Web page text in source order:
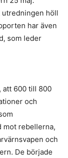
utredningen höll
har även
som leder
att 600 till 800
och
mot rebellerna,
och
De började